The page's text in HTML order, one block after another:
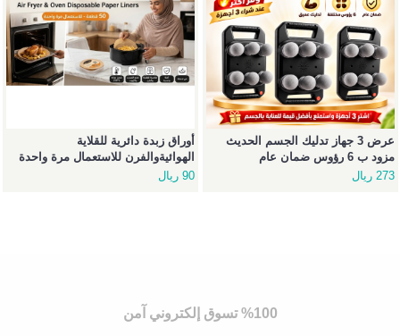
أوراق زبدة دائرية للقلاية
الهوائيةوالفرن للاستعمال مرة واحدة
50 قطعة
90 ريال
عرض 3 جهاز تدليك الجسم الحديث
مزود ب 6 رؤوس ضمان عام
273 ريال
%100 تسوق إلكتروني آمن